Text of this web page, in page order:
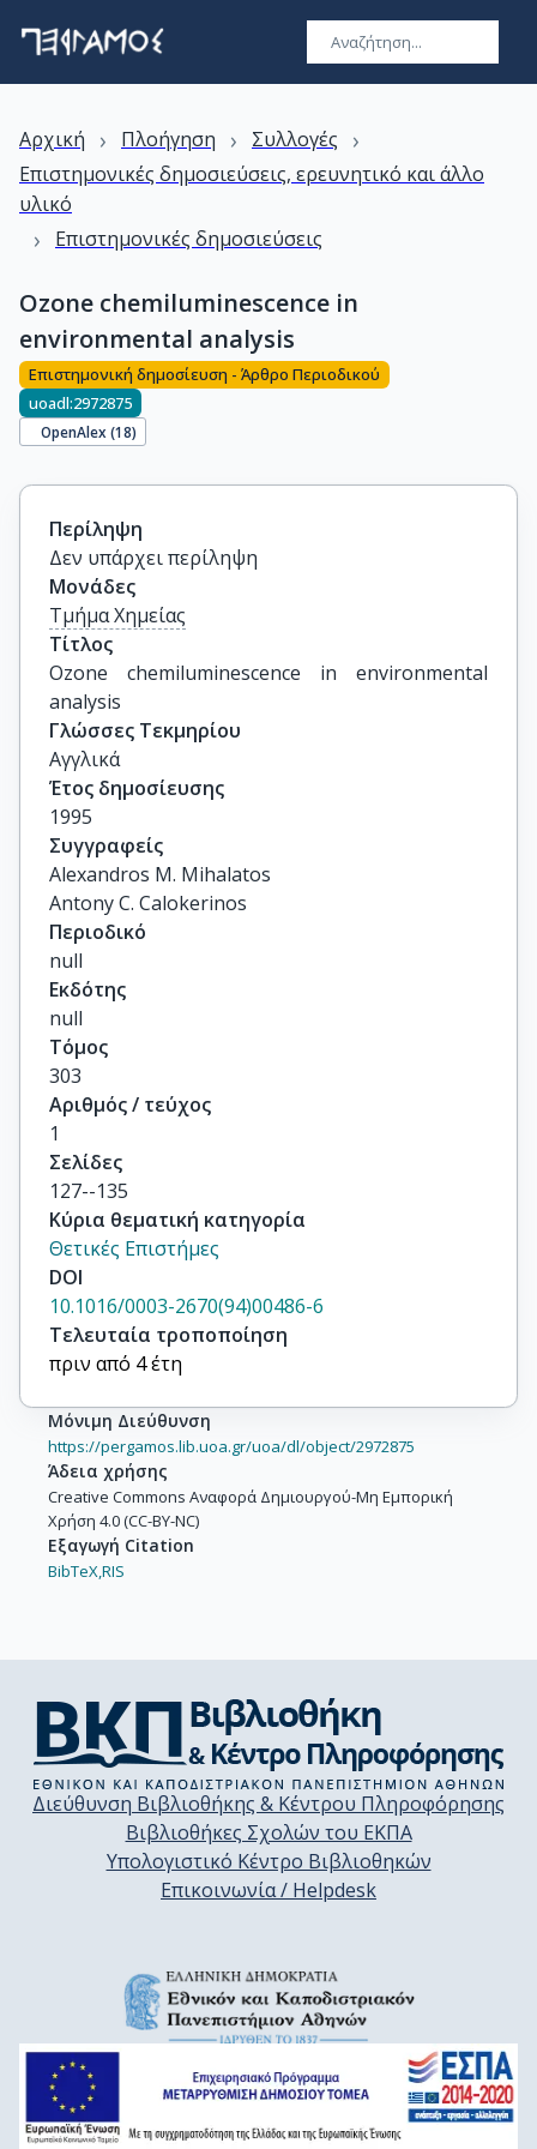
Αρχική › Πλοήγηση › Συλλογές ›
Επιστημονικές δημοσιεύσεις, ερευνητικό και άλλο
υλικό
› Επιστημονικές δημοσιεύσεις
Ozone chemiluminescence in
environmental analysis
Επιστημονική δημοσίευση - Άρθρο Περιοδικού
uoadl:2972875
OpenAlex (18)
Περίληψη
Δεν υπάρχει περίληψη
Μονάδες
Τμήμα Χημείας
Τίτλος
Ozone chemiluminescence in environmental
analysis
Γλώσσες Τεκμηρίου
Αγγλικά
Έτος δημοσίευσης
1995
Συγγραφείς
Alexandros M. Mihalatos
Antony C. Calokerinos
Περιοδικό
null
Εκδότης
null
Τόμος
303
Αριθμός / τεύχος
1
Σελίδες
127--135
Κύρια θεματική κατηγορία
Θετικές Επιστήμες
DOI
10.1016/0003-2670(94)00486-6
Τελευταία τροποποίηση
πριν από 4 έτη
Μόνιμη Διεύθυνση
https://pergamos.lib.uoa.gr/uoa/dl/object/2972875
Άδεια χρήσης
Creative Commons Αναφορά Δημιουργού-Μη Εμπορική
Χρήση 4.0 (CC-BY-NC)
Εξαγωγή Citation
BibTeX,RIS
Διεύθυνση Βιβλιοθήκης & Κέντρου Πληροφόρησης
Βιβλιοθήκες Σχολών του ΕΚΠΑ
Υπολογιστικό Κέντρο Βιβλιοθηκών
Επικοινωνία / Helpdesk